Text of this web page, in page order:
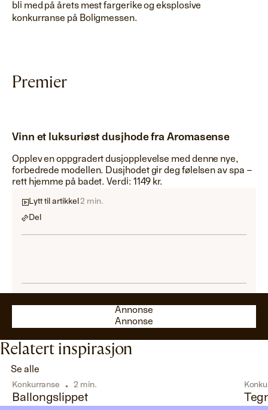
bli med på årets mest fargerike og eksplosive
konkurranse på Boligmessen.
Premier
Vinn et luksuriøst dusjhode fra Aromasense
Opplev en oppgradert dusjopplevelse med denne nye,
forbedrede modellen. Dusjhodet gir deg følelsen av spa –
rett hjemme på badet. Verdi: 1149 kr.
Lytt til artikkel2 min.
Del
Annonse
Annonse
Relatert inspirasjon
Se alle
Konkurranse 2 min.
Ballongslippet